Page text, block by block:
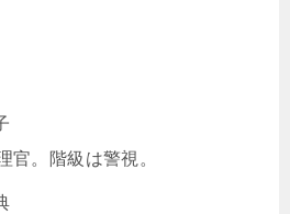
官。階級は警視。